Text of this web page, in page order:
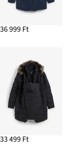
csomag)
36 999 Ft
33 499 Ft